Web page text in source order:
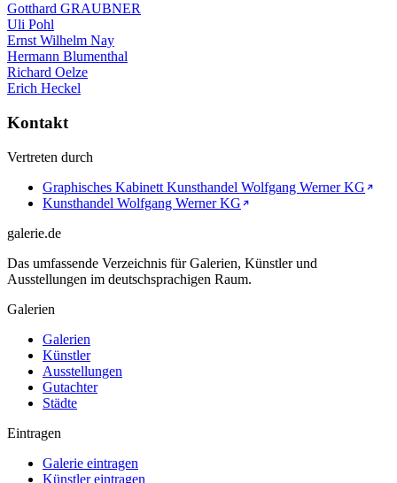
Gotthard GRAUBNER
Uli Pohl
Ernst Wilhelm Nay
Hermann Blumenthal
Richard Oelze
Erich Heckel
Kontakt
Vertreten durch
Graphisches Kabinett Kunsthandel Wolfgang Werner KG
Kunsthandel Wolfgang Werner KG
galerie.de
Das umfassende Verzeichnis für Galerien, Künstler und
Ausstellungen im deutschsprachigen Raum.
Galerien
Galerien
Künstler
Ausstellungen
Gutachter
Städte
Eintragen
Galerie eintragen
Künstler eintragen